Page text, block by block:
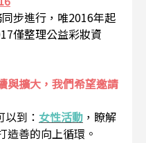
步進行，唯2016年起
僅整理公益彩妝資
與擴大，我們希望邀請
以到： 女性活動 ，瞭解
造善的向上循環。